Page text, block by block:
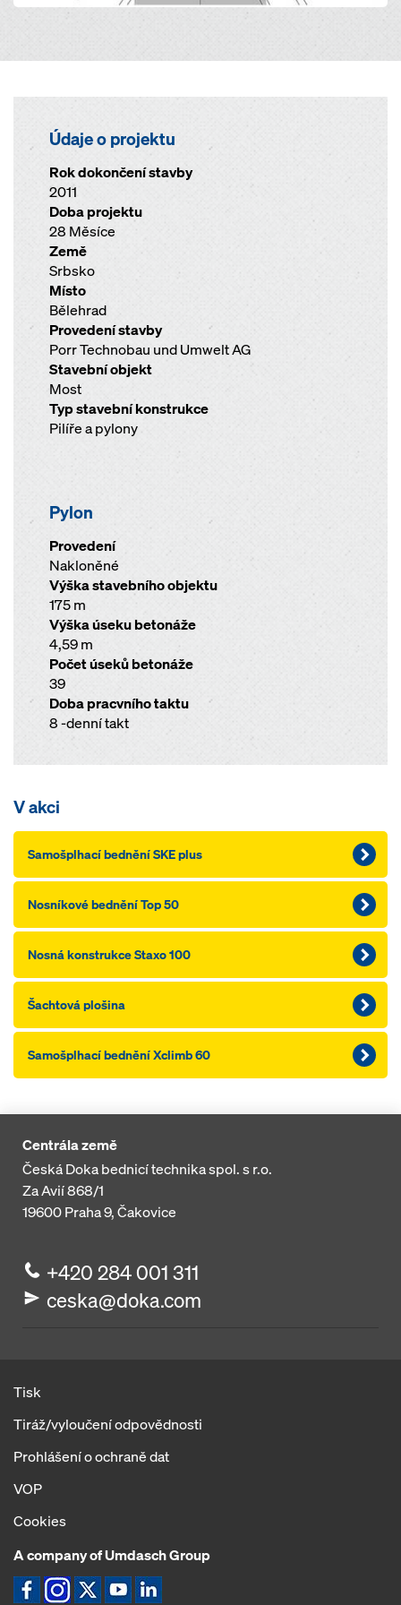
Údaje o projektu
Rok dokončení stavby
2011
Doba projektu
28 Měsíce
Země
Srbsko
Místo
Bělehrad
Provedení stavby
Porr Technobau und Umwelt AG
Stavební objekt
Most
Typ stavební konstrukce
Pilíře a pylony
Pylon
Provedení
Nakloněné
Výška stavebního objektu
175 m
Výška úseku betonáže
4,59 m
Počet úseků betonáže
39
Doba pracvního taktu
8 -denní takt
V akci
Samošplhací bednění SKE plus
Nosníkové bednění Top 50
Nosná konstrukce Staxo 100
Šachtová plošina
Samošplhací bednění Xclimb 60
Centrála země
Česká Doka bednicí technika spol. s r.o.
Za Avií 868/1
19600Praha 9, Čakovice
+420 284 001 311
ceska@doka.com
Tisk
Tiráž/vyloučení odpovědnosti
Prohlášení o ochraně dat
VOP
Cookies
A company of Umdasch Group
Ikona Facebook
Ikona Instagram
Ikona XIkona YouTube
Ikona LinkedIn